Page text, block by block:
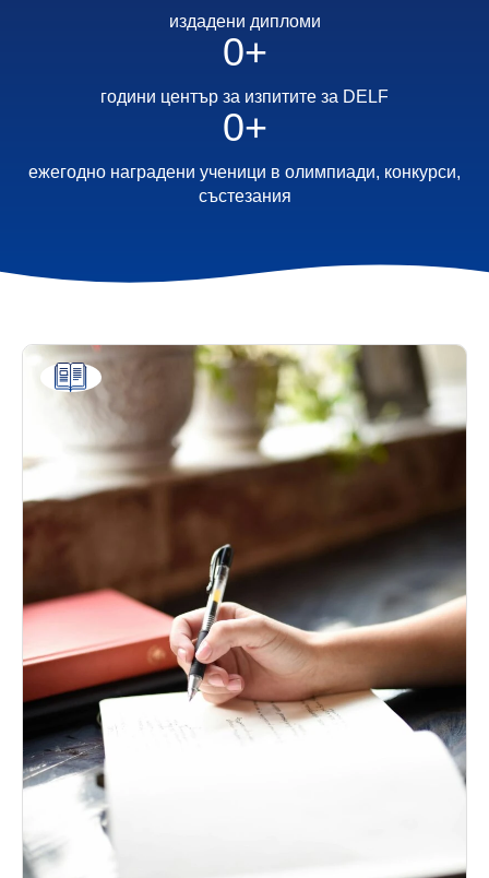
издадени дипломи
0+
години център за изпитите за DELF
0+
ежегодно наградени ученици в олимпиади, конкурси,
състезания